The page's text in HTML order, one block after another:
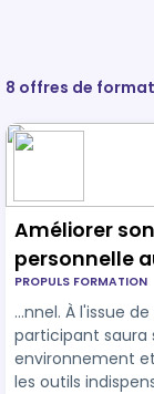
8 offres de
Améliorer
personnelle
PROPULS FORMATION
…nnel. À l'issue
participant saura
environnement
les outils